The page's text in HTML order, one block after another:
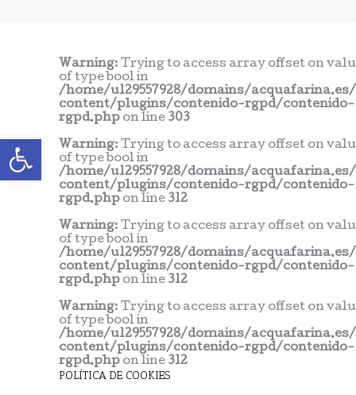
Abrir barra de herramientas
Warning: Trying to access array offset on
of type bool in
/home/u129557928/domains/
content/plugins/contenido-rgpd/contenido-
rgpd.php on line 303
Warning: Trying to access array offset on
of type bool in
/home/u129557928/domains/
content/plugins/contenido-rgpd/contenido-
rgpd.php on line 312
Warning: Trying to access array offset on
of type bool in
/home/u129557928/domains/
content/plugins/contenido-rgpd/contenido-
rgpd.php on line 312
Warning: Trying to access array offset on
of type bool in
/home/u129557928/domains/
content/plugins/contenido-rgpd/contenido-
rgpd.php on line 312
POLÍTICA DE COOKIES